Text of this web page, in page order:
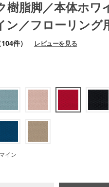
樹脂脚／本体ホワ
ン／フローリング
104件） レビューを見る
イン